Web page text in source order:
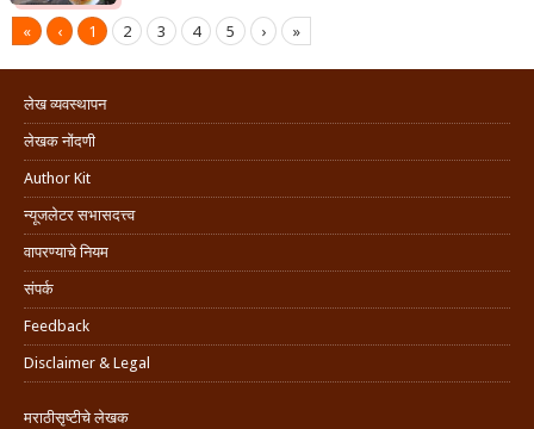
« ‹ 1 2 3 4 5 › »
लेख व्यवस्थापन
लेखक नोंदणी
Author Kit
न्यूजलेटर सभासदत्त्व
वापरण्याचे नियम
संपर्क
Feedback
Disclaimer & Legal
मराठीसृष्टीचे लेखक